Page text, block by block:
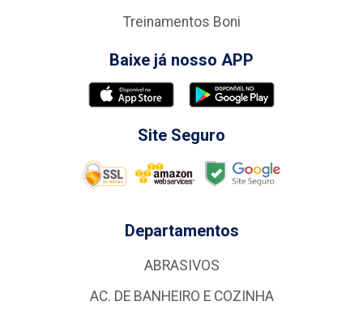
Treinamentos Boni
Baixe já nosso APP
Site Seguro
Departamentos
ABRASIVOS
AC. DE BANHEIRO E COZINHA